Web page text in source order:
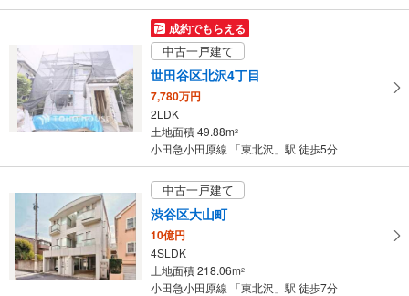
成約でもらえる
中古一戸建て
世田谷区北沢4丁目
7,780万円
2LDK
土地面積 49.88m2
小田急小田原線 「東北沢」駅 徒歩5分
中古一戸建て
渋谷区大山町
10億円
4SLDK
土地面積 218.06m2
小田急小田原線 「東北沢」駅 徒歩7分